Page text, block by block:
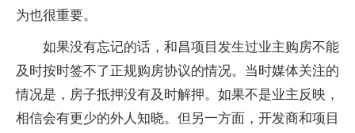
为也很重要。
如果没有忘记的话，和昌项目发生过业主购房不能
及时按时签不了正规购房协议的情况。当时媒体关注的
情况是，房子抵押没有及时解押。如果不是业主反映，
相信会有更少的外人知晓。但另一方面，开发商和项目